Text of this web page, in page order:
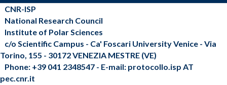
CNR-ISP
National Research Council
Institute of Polar Sciences
c/o Scientific Campus - Ca' Foscari University Venice - Via
Torino, 155 - 30172 VENEZIA MESTRE (VE)
Phone: +39 041 2348547 - E-mail: protocollo.isp AT
pec.cnr.it